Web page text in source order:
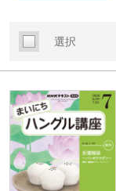
選択